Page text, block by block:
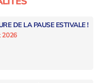
DE LA PAUSE ESTIVALE !